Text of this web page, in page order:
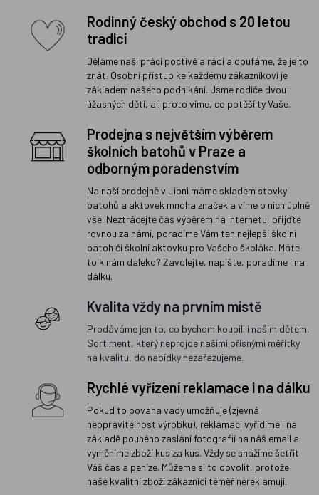
Rodinný český obchod s 20 letou
tradicí
Děláme naši práci poctivě a rádi a doufáme, že je to
znát. Osobní přístup ke každému zákazníkovi je
základem našeho podnikání. Jsme rodiče dvou
úžasných dětí, a i proto víme, co potěší ty Vaše.
Prodejna s největším výběrem
školních batohů v Praze a
odborným poradenstvím
Na naší prodejně v Libni máme skladem stovky
batohů a aktovek mnoha značek a víme o nich úplně
vše. Neztrácejte čas výběrem na internetu, přijďte
rovnou za námi, poradíme Vám ten nejlepší školní
batoh či školní aktovku pro Vašeho školáka. Máte
to k nám daleko? Zavolejte, napište, poradíme i na
dálku.
Kvalita vždy na prvním místě
Prodáváme jen to, co bychom koupili i našim dětem.
Sortiment, který neprojde našimi přísnými měřítky
na kvalitu, do nabídky nezařazujeme.
Rychlé vyřízení reklamace i na dálku
Pokud to povaha vady umožňuje (zjevná
neopravitelnost výrobku), reklamaci vyřídíme i na
základě pouhého zaslání fotografií na náš email a
vyměníme zboží kus za kus. Vždy se snažíme šetřit
Váš čas a peníze. Můžeme si to dovolit, protože
naše kvalitní zboží zákazníci téměř nereklamují.